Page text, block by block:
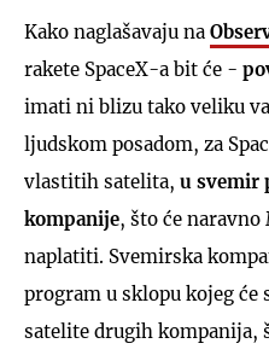
Kako naglašavaju na
rakete SpaceX-a bit će -
imati ni blizu tako veliku
ljudskom posadom, za
vlastitih satelita, u svemir
kompanije, što će
naplatiti. Svemirska
program u sklopu kojeg
satelite drugih kompanija,